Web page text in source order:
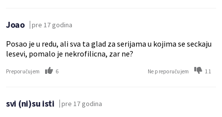
Joao pre 17 godina
Posao je u redu, ali sva ta glad za serijama u kojima se seckaju
lesevi, pomalo je nekrofilicna, zar ne?
Preporučujem 6 Ne preporučujem 11
svi (ni)su isti pre 17 godina